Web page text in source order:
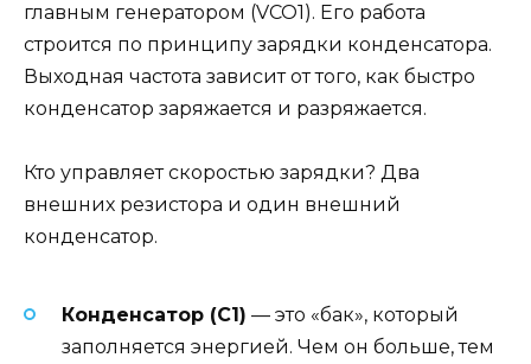
главным генератором (VCO1). Его работа
строится по принципу зарядки конденсатора.
Выходная частота зависит от того, как быстро
конденсатор заряжается и разряжается.
Кто управляет скоростью зарядки? Два
внешних резистора и один внешний
конденсатор.
Конденсатор (C1) — это «бак», который
заполняется энергией. Чем он больше, тем